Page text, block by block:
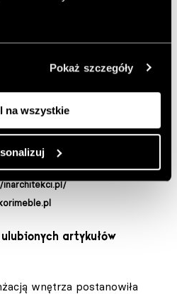
Pokaż szczegóły
na wszystkie
Lokal należy do pary
Miało to bezpośrednie
wnętrza, za którego projekt
JS
19.03.2026
artykułów
wnętrza postanowiła